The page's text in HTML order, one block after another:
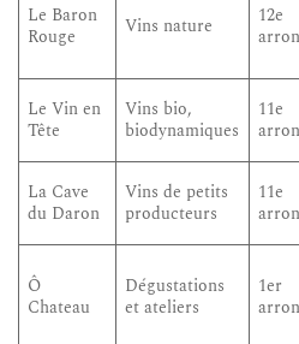
Le Baron
Rouge
Vins nature
12e
Le Vin en
Tête
Vins bio,
biodynamiques
11e
La Cave
du Daron
Vins de petits
producteurs
11e
Ô
Chateau
Dégustations
et ateliers
1er